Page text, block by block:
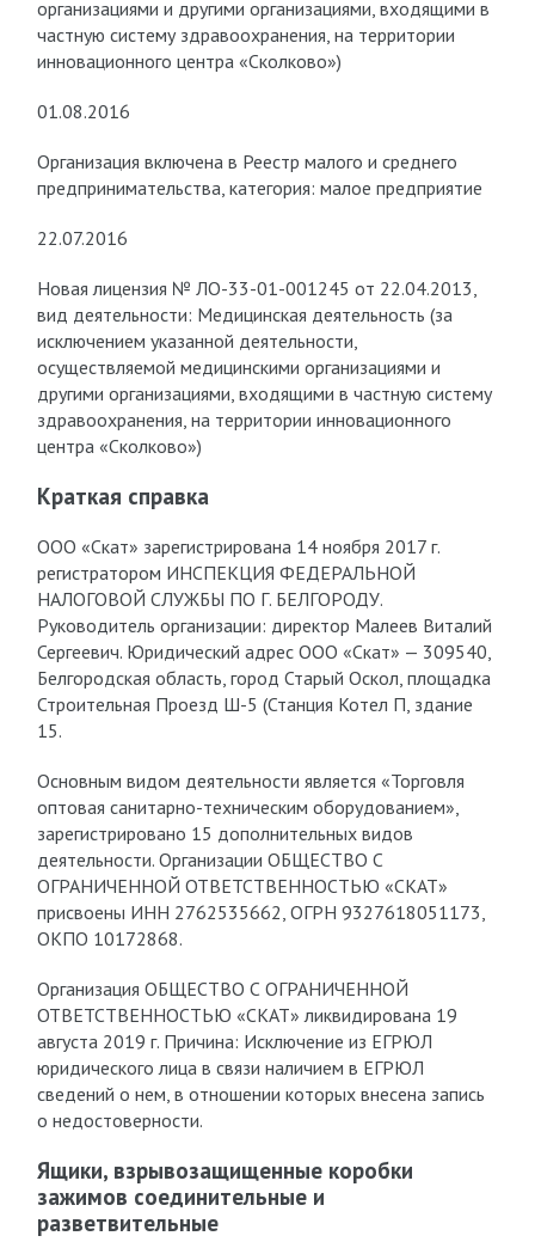
организациями и другими организациями, входящими в
частную систему здравоохранения, на территории
инновационного центра «Сколково»)
01.08.2016
Организация включена в Реестр малого и среднего
предпринимательства, категория: малое предприятие
22.07.2016
Новая лицензия № ЛО-33-01-001245 от 22.04.2013,
вид деятельности: Медицинская деятельность (за
исключением указанной деятельности,
осуществляемой медицинскими организациями и
другими организациями, входящими в частную систему
здравоохранения, на территории инновационного
центра «Сколково»)
Краткая справка
ООО «Скат» зарегистрирована 14 ноября 2017 г.
регистратором ИНСПЕКЦИЯ ФЕДЕРАЛЬНОЙ
НАЛОГОВОЙ СЛУЖБЫ ПО Г. БЕЛГОРОДУ.
Руководитель организации: директор Малеев Виталий
Сергеевич. Юридический адрес ООО «Скат» — 309540,
Белгородская область, город Старый Оскол, площадка
Строительная Проезд Ш-5 (Станция Котел П, здание
15.
Основным видом деятельности является «Торговля
оптовая санитарно-техническим оборудованием»,
зарегистрировано 15 дополнительных видов
деятельности. Организации ОБЩЕСТВО С
ОГРАНИЧЕННОЙ ОТВЕТСТВЕННОСТЬЮ «СКАТ»
присвоены ИНН 2762535662, ОГРН 9327618051173,
ОКПО 10172868.
Организация ОБЩЕСТВО С ОГРАНИЧЕННОЙ
ОТВЕТСТВЕННОСТЬЮ «СКАТ» ликвидирована 19
августа 2019 г. Причина: Исключение из ЕГРЮЛ
юридического лица в связи наличием в ЕГРЮЛ
сведений о нем, в отношении которых внесена запись
о недостоверности.
Ящики, взрывозащищенные коробки
зажимов соединительные и
разветвительные